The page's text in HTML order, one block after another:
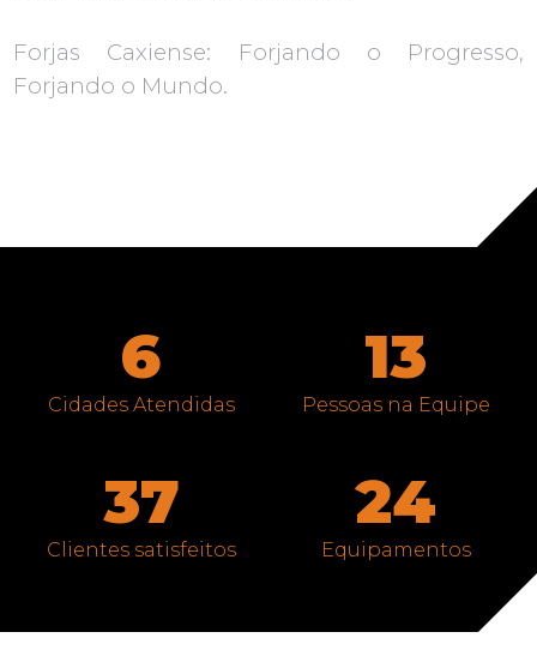
Forjas Caxiense: Forjando o Progresso,
Forjando o Mundo.
6
Cidades Atendidas
13
Pessoas na Equipe
37
Clientes satisfeitos
24
Equipamentos